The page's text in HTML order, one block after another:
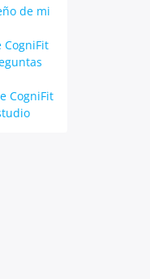
de mi
CogniFit
CogniFit